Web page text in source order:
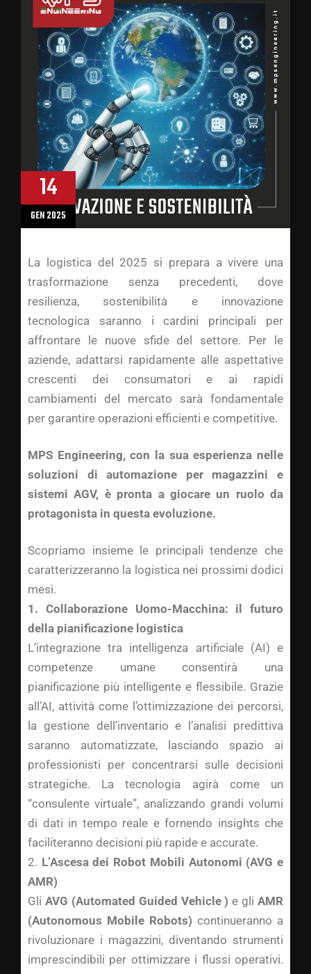
14
GEN 2025
La logistica del 2025 si prepara a vivere una
trasformazione senza precedenti, dove
resilienza, sostenibilità e innovazione
tecnologica saranno i cardini principali per
affrontare le nuove sfide del settore. Per le
aziende, adattarsi rapidamente alle aspettative
crescenti dei consumatori e ai rapidi
cambiamenti del mercato sarà fondamentale
per garantire operazioni efficienti e competitive.
MPS Engineering, con la sua esperienza nelle
soluzioni di automazione per magazzini e
sistemi AGV, è pronta a giocare un ruolo da
protagonista in questa evoluzione.
Scopriamo insieme le principali tendenze che
caratterizzeranno la logistica nei prossimi dodici
mesi.
1. Collaborazione Uomo-Macchina: il futuro
della pianificazione logistica
L’integrazione tra intelligenza artificiale (AI) e
competenze umane consentirà una
pianificazione più intelligente e flessibile. Grazie
all’AI, attività come l’ottimizzazione dei percorsi,
la gestione dell’inventario e l’analisi predittiva
saranno automatizzate, lasciando spazio ai
professionisti per concentrarsi sulle decisioni
strategiche. La tecnologia agirà come un
“consulente virtuale”, analizzando grandi volumi
di dati in tempo reale e fornendo insights che
faciliteranno decisioni più rapide e accurate.
2. L’Ascesa dei Robot Mobili Autonomi (AVG e
AMR)
Gli AVG (Automated Guided Vehicle ) e gli AMR
(Autonomous Mobile Robots) continueranno a
rivoluzionare i magazzini, diventando strumenti
imprescindibili per ottimizzare i flussi operativi.